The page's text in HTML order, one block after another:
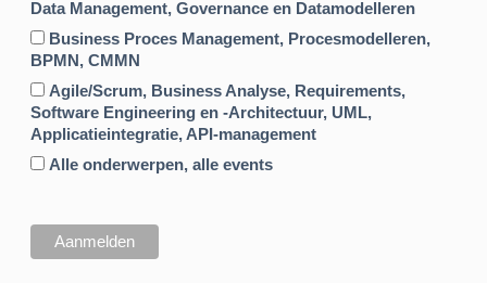
Data Management, Governance en Datamodelleren
Business Proces Management, Procesmodelleren,
BPMN, CMMN
Agile/Scrum, Business Analyse, Requirements,
Software Engineering en -Architectuur, UML,
Applicatieintegratie, API-management
Alle onderwerpen, alle events